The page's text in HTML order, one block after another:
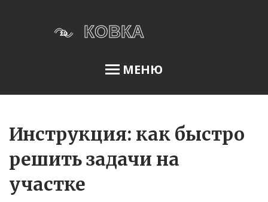
МЕНЮ
Меню
О нас
Инструкция: как быстро
решить задачи на
участке